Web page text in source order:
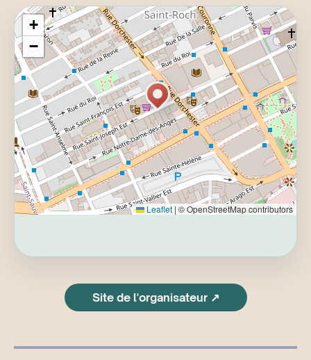
+
−
Leaflet | © OpenStreetMap contributors
Site de l'organisateur ↗